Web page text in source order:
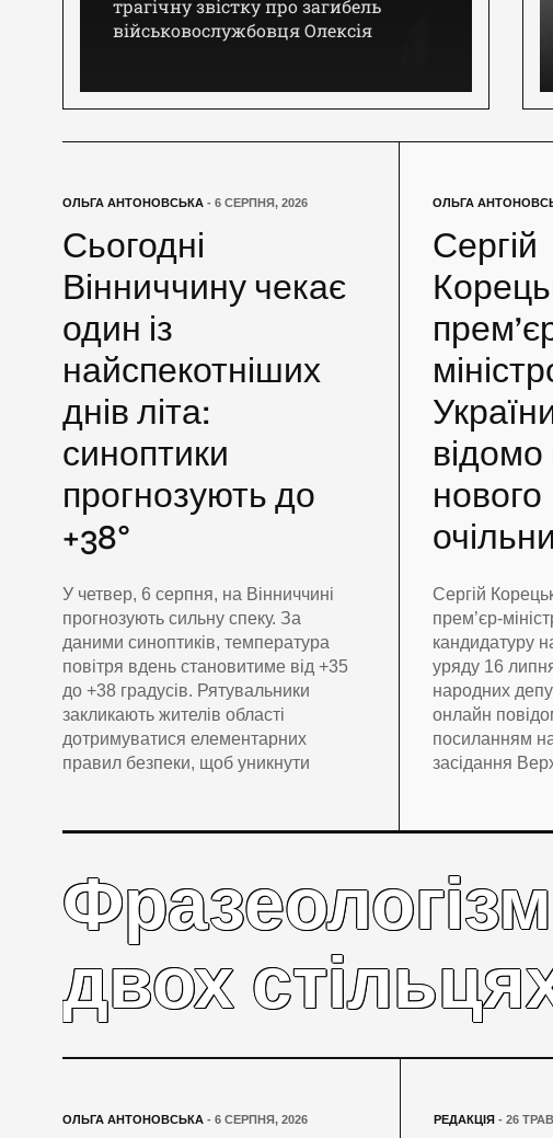
трагічну звістку про загибель
військовослужбовця Олексія
ОЛЬГА АНТОНОВСЬКА - 6 СЕРПНЯ, 2026
Сьогодні
Вінниччину чекає
один із
найспекотніших
днів літа:
синоптики
прогнозують до
+38°
У четвер, 6 серпня, на Вінниччині
прогнозують сильну спеку. За
даними синоптиків, температура
повітря вдень становитиме від +35
до +38 градусів. Рятувальники
закликають жителів області
дотримуватися елементарних
правил безпеки, щоб уникнути
ОЛЬГА
Сергій
нового
Сергій
прем’єр-
кандидатуру
уряду 16
народних
онлайн
посиланням
засідання
двох
ОЛЬГА АНТОНОВСЬКА - 6 СЕРПНЯ, 2026 РЕДАКЦІЯ- 26